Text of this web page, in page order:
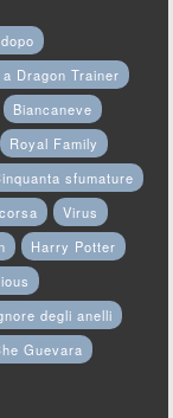
Dragon Trainer
Biancaneve
Royal Family
sfumature
Virus
Harry Potter
degli anelli
Guevara